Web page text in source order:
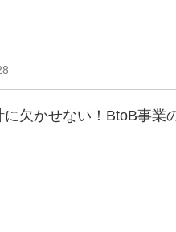
欠かせない！BtoB事業